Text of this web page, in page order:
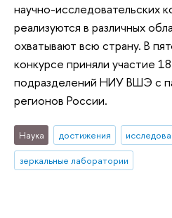
научно-исследовательских
реализуются в различных
охватывают всю страну. В
конкурсе приняли участие
подразделений НИУ ВШЭ с
регионов России.
Наука достижения
зеркальные лаборатории